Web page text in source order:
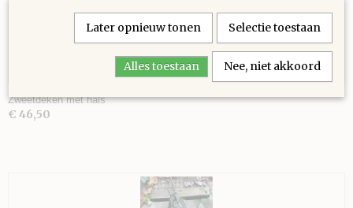
Zweetdeken met hals
€ 46,50
Later opnieuw tonen Selectie toestaan
Alles toestaan Nee, niet akkoord